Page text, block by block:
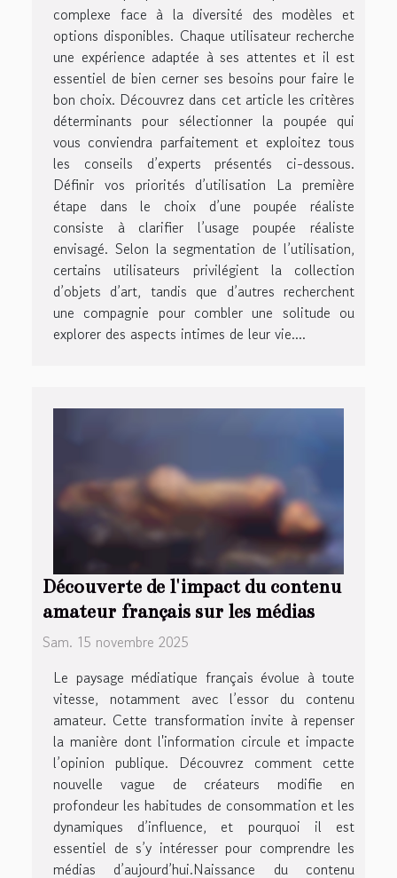
complexe face à la diversité des modèles et
options disponibles. Chaque utilisateur recherche
une expérience adaptée à ses attentes et il est
essentiel de bien cerner ses besoins pour faire le
bon choix. Découvrez dans cet article les critères
déterminants pour sélectionner la poupée qui
vous conviendra parfaitement et exploitez tous
les conseils d’experts présentés ci-dessous.
Définir vos priorités d’utilisation La première
étape dans le choix d’une poupée réaliste
consiste à clarifier l’usage poupée réaliste
envisagé. Selon la segmentation de l’utilisation,
certains utilisateurs privilégient la collection
d’objets d’art, tandis que d’autres recherchent
une compagnie pour combler une solitude ou
explorer des aspects intimes de leur vie....
Découverte de l'impact du contenu
amateur français sur les médias
Sam. 15 novembre 2025
Le paysage médiatique français évolue à toute
vitesse, notamment avec l’essor du contenu
amateur. Cette transformation invite à repenser
la manière dont l'information circule et impacte
l’opinion publique. Découvrez comment cette
nouvelle vague de créateurs modifie en
profondeur les habitudes de consommation et les
dynamiques d’influence, et pourquoi il est
essentiel de s’y intéresser pour comprendre les
médias d’aujourd’hui.Naissance du contenu